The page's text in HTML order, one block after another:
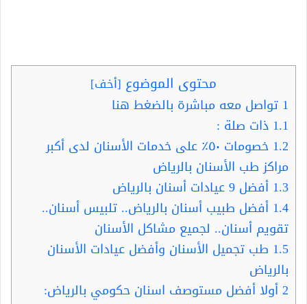
محتوى الموضوع [أخف]
1 تواصل معه مباشرة بالضغط هنا
1.1 ذات صلة :
1.2
خصومات ٥٠٪؜ على خدمات الأسنان لدى أكبر
مراكز طب الأسنان بالرياض
1.3 أفضل 9 عيادات أسنان بالرياض
1.4 أفضل طبيب أسنان بالرياض.. تلبيس أسنان..
تقويم أسنان.. لجميع مشاكل الأسنان
1.5 طب تجميل الأسنان وأفضل عيادات الأسنان
بالرياض
2أولا أفضل مستوصف اسنان حكومي بالرياض: